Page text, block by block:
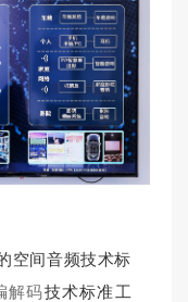
空间音频技术标
解码技术标准工